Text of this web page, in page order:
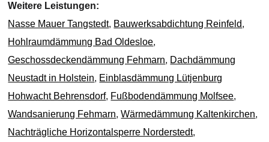
Weitere Leistungen:
Nasse Mauer Tangstedt, Bauwerksabdichtung Reinfeld,
Hohlraumdämmung Bad Oldesloe,
Geschossdeckendämmung Fehmarn, Dachdämmung
Neustadt in Holstein, Einblasdämmung Lütjenburg
Hohwacht Behrensdorf, Fußbodendämmung Molfsee,
Wandsanierung Fehmarn,Wärmedämmung Kaltenkirchen,
Nachträgliche Horizontalsperre Norderstedt,